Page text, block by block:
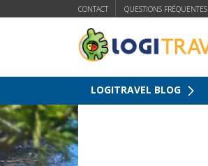
CONTACT QUESTIONS FRÉQUENTES
LOGITRAVEL BLOG